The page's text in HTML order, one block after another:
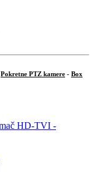
Pokretne PTZ kamere - Box